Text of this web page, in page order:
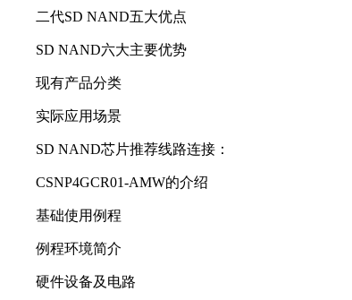
二代SD NAND五大优点
SD NAND六大主要优势
现有产品分类
实际应用场景
SD NAND芯片推荐线路连接：
CSNP4GCR01-AMW的介绍
基础使用例程
例程环境简介
硬件设备及电路